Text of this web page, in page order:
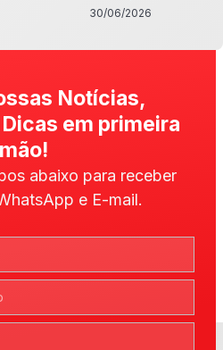
30/06/2026
Notícias,
em primeira
mão!
abaixo para receber
e E-mail.